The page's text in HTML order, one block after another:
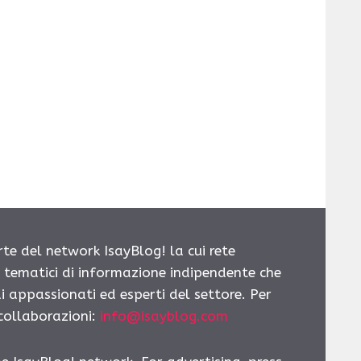
del network IsayBlog! la cui rete
di informazione indipendente che
ed esperti del settore. Per
info@isayblog.com